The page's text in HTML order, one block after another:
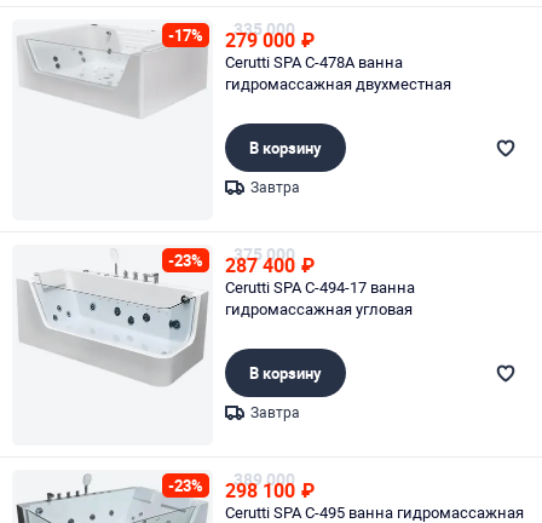
-17% 335 000
279 000 ₽
Cerutti SPA C-478A ванна
гидромассажная двухместная
В корзину
Завтра
-23% 375 000
287 400 ₽
Cerutti SPA C-494-17 ванна
гидромассажная угловая
В корзину
Завтра
-23% 389 000
298 100 ₽
Cerutti SPA C-495 ванна гидромассажная